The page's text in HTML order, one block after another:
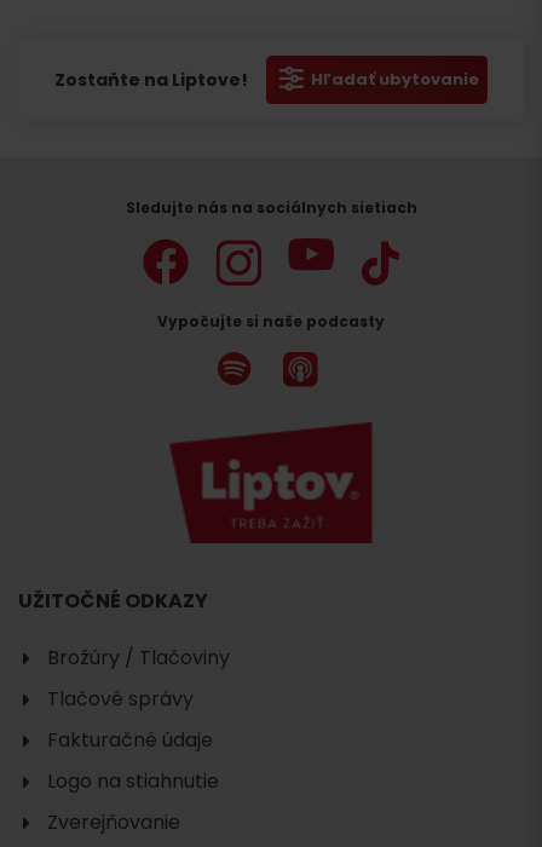
Zostaňte na Liptove! Hľadať ubytovanie
Sledujte nás na sociálnych sietiach
Vypočujte si naše podcasty
UŽITOČNÉ ODKAZY
Brožúry / Tlačoviny
Tlačové správy
Fakturačné údaje
Logo na stiahnutie
Zverejňovanie